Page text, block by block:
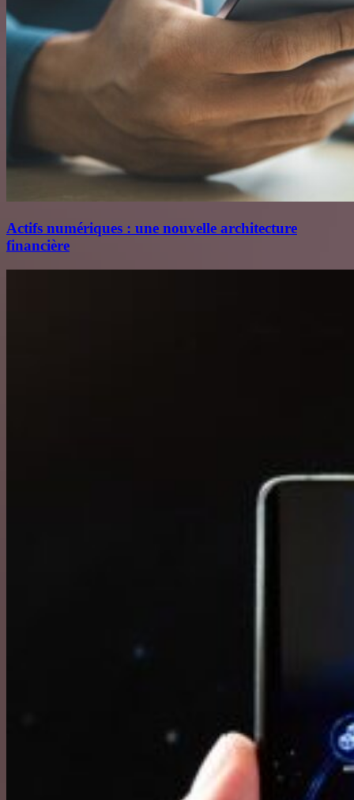
Actifs numériques : une nouvelle architecture
financière